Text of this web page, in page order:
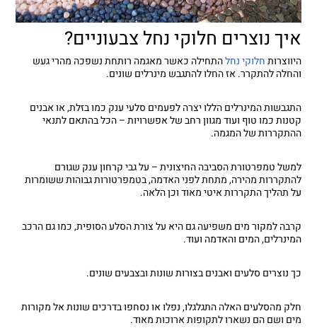
איך נוצרים חלוקי נחל צבעוניים?
היווצרותחלוקי נחלהתחילה כאשר מאגמה רותחת נשפכה מהרי געש
והחלה להתקרר. אז החלו להתגבש מינרלים שונים.
התגבשות המינרלים הללו יצרה לפעמים סלעי ענק כמו בזלת, או אבנים
קטנות כמו טוף ועוד מגוון רחב של אפשרויות – הכל בהתאם לתנאי
ההתקררות של המגמה.
למשל טמפרטורת הסביבה החיצונית – על גבי קרחון ענק שגורם
להתקררות מהירה, מתחת לפני האדמה, בטמפרטורות גבוהות ששומרות
על תהליך התקררות איטי מאוד וכן הלאה.
קרבה למקור מים משפיעה גם היא על צורת הסלע הסופית, כמו גם הרכב
המינרלים, המים והאדמה ועוד.
כך נוצרים סלעים ואבנים בצורות שונות ובצבעים שונים.
חלק מהסלעים האלה התגלגלו, נפלו או נסחפו בדרכים שונות אל מקורות
מים ושם הם נשארו לתקופות ארוכות מאוד.